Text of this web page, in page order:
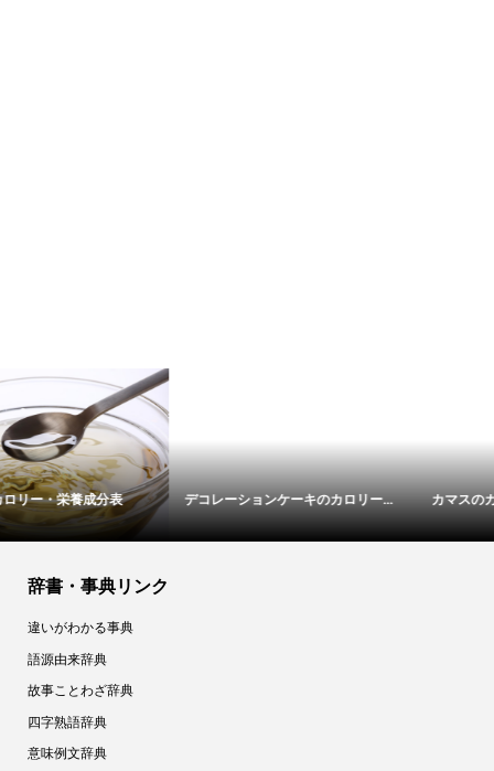
デコレーションケーキのカロリー... カマスのカロリー・栄養成分表
辞書・事典リンク
違いがわかる事典
語源由来辞典
故事ことわざ辞典
四字熟語辞典
意味例文辞典